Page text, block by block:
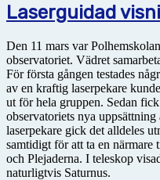
Laserguidad
Den 11 mars var
observatoriet. Vädret
För första gången testades
av en kraftig laserpekare
ut för hela gruppen. Sedan
observatoriets nya
laserpekare gick det alldeles
samtidigt för att ta en närmare
och Plejaderna. I teleskop
naturligtvis Saturnus.